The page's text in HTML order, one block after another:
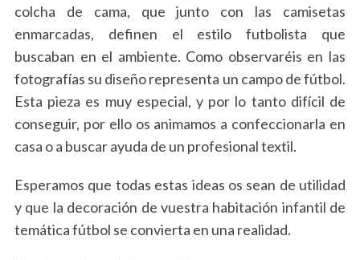
colcha de cama, que junto con las camisetas
enmarcadas, definen el estilo futbolista que
buscaban en el ambiente. Como observaréis en las
fotografías su diseño representa un campo de fútbol.
Esta pieza es muy especial, y por lo tanto difícil de
conseguir, por ello os animamos a confeccionarla en
casa o a buscar ayuda de un profesional textil.
Esperamos que todas estas ideas os sean de utilidad
y que la decoración de vuestra habitación infantil de
temática fútbol se convierta en una realidad.